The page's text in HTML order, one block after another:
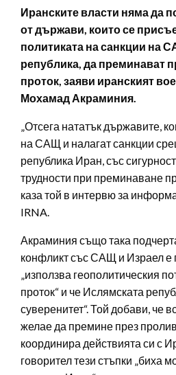
Иранските власти няма да
от държави, които се
политиката на санкции на
република, да преминават
проток, заяви иранският
Мохамад Акраминия.
„Отсега нататък държавите,
на САЩ и налагат санкции
република Иран, със
трудности при преминаване
каза той в интервю за
IRNA.
Акраминия също така
конфликт със САЩ и Израел е
„използва геополитическия
проток“ и че Ислямската
суверенитет“. Той добави, че
желае да премине през
координира действията си с
говорител тези стъпки „биха